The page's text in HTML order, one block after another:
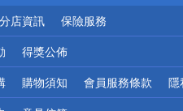
！
分店資訊 保險服務
得獎公佈
購物須知 會員服務條款 隱